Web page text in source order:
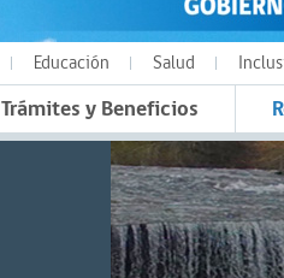
Educación Salud
Trámites y Beneficios